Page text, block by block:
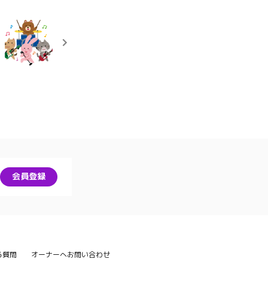
会員登録
質問 オーナーへお問い合わせ